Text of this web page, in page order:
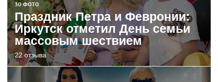
30 ФОТО
Праздник Петра и Февронии:
Иркутск отметил День семьи
массовым шествием
22 отзыва